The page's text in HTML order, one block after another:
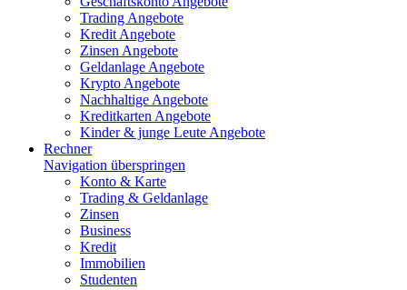
Trading Angebote
Kredit Angebote
Zinsen Angebote
Geldanlage Angebote
Krypto Angebote
Nachhaltige Angebote
Kreditkarten Angebote
Kinder & junge Leute Angebote
Rechner
Navigation überspringen
Konto & Karte
Trading & Geldanlage
Zinsen
Business
Kredit
Immobilien
Studenten